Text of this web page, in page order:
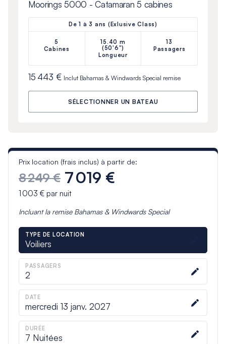
Moorings 5000 - Catamaran 5 cabines
De 1 à 3 ans (Exlusive Class)
5
Cabines
15.40 m
(50'6")
Longueur
13
Passagers
15 443 € Inclut Bahamas & Windwards Special remise
SÉLECTIONNER UN BATEAU
Prix location (frais inclus) à partir de:
8 249 € 7 019 €
1 003 €par nuit
Incluant la remise Bahamas & Windwards Special
TYPE DE LOCATION
Voiliers
PASSAGERS
2
DATE
mercredi 13 janv. 2027
DURÉE
7 Nuitées